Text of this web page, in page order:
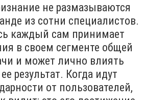
не размазываются
из сотни специалистов.
каждый сам принимает
в своем сегменте общей
и может лично влиять
результат. Когда идут
от пользователей,